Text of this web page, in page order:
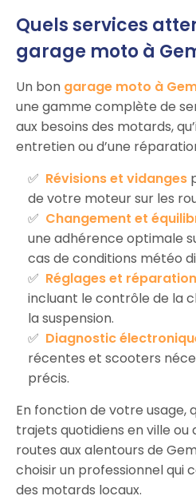
Quels services
garage moto à
Un bon garage moto à
une gamme complète de
aux besoins des motards,
entretien ou d’une
Révisions et vidanges
de votre moteur sur les
Changement et
une adhérence optimale
cas de conditions météo
Réglages et
incluant le contrôle de la
la suspension.
Diagnostic
récentes et scooters
précis.
En fonction de votre usage,
trajets quotidiens en ville ou
routes aux alentours de
choisir un professionnel qui
des motards locaux.